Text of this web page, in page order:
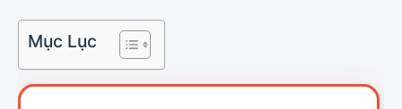
Mục Lục